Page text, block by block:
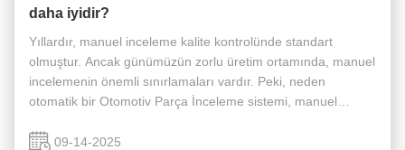
daha iyidir?
Yıllardır, manuel inceleme kalite kontrolünde standart
olmuştur. Ancak günümüzün zorlu üretim ortamında, manuel
incelemenin önemli sınırlamaları vardır. Peki, neden
otomatik bir Otomotiv Parça İnceleme sistemi, manuel
sistem, insan incelemesiy...
09-14-2025